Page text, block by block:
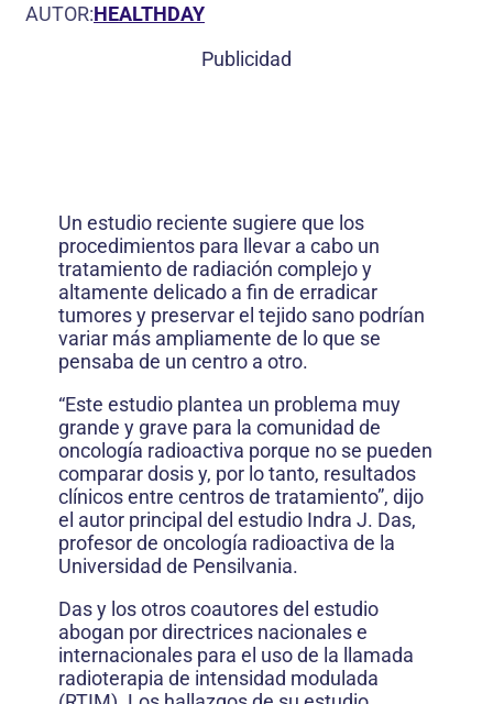
AUTOR:HEALTHDAY
Publicidad
Un estudio reciente sugiere que los
procedimientos para llevar a cabo un
tratamiento de radiación complejo y
altamente delicado a fin de erradicar
tumores y preservar el tejido sano podrían
variar más ampliamente de lo que se
pensaba de un centro a otro.
“Este estudio plantea un problema muy
grande y grave para la comunidad de
oncología radioactiva porque no se pueden
comparar dosis y, por lo tanto, resultados
clínicos entre centros de tratamiento”, dijo
el autor principal del estudio Indra J. Das,
profesor de oncología radioactiva de la
Universidad de Pensilvania.
Das y los otros coautores del estudio
abogan por directrices nacionales e
internacionales para el uso de la llamada
radioterapia de intensidad modulada